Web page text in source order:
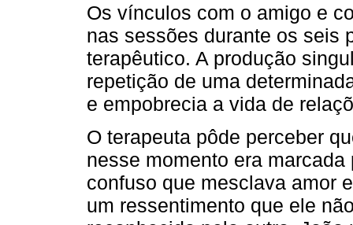
Os vínculos com o amigo e
nas sessões durante os seis
terapêutico. A produção
repetição de uma
e empobrecia a vida de
O terapeuta pôde perceber
nesse momento era
confuso que mesclava amor
um ressentimento que ele